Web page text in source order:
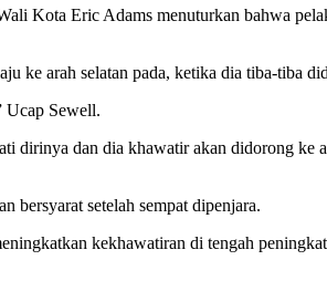
Kota Eric Adams menuturkan bahwa
ke arah selatan pada, ketika dia tiba-tiba
Ucap Sewell.
dirinya dan dia khawatir akan didorong
bersyarat setelah sempat dipenjara.
kekhawatiran di tengah